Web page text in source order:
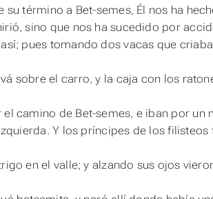
término a Bet-semes, Él nos ha
sino que nos ha sucedido por
pues tomando dos vacas que
sobre el carro, y la caja con los
camino de Bet-semes, e iban por
Y los príncipes de los
en el valle; y alzando sus ojos